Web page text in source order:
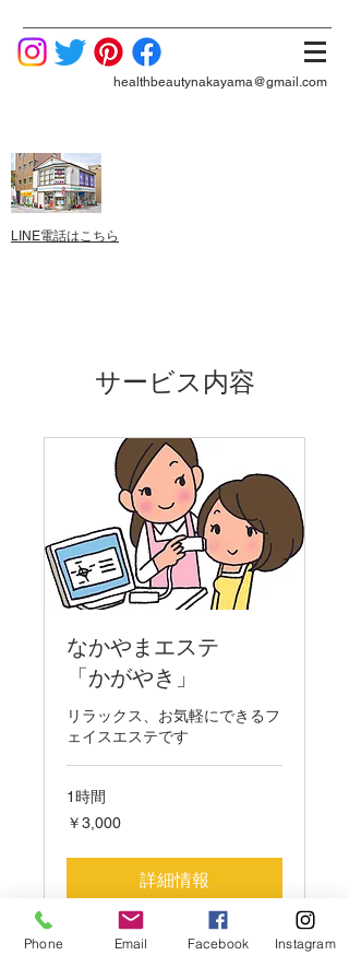
healthbeautynakayama@gmail.com
LINE電話はこちら
サービス内容
なかやまエステ
「かがやき」
リラックス、お気軽にできるフ
ェイスエステです
1時間
3,000
円
￥3,000
詳細情報
Phone Email Facebook Instagram